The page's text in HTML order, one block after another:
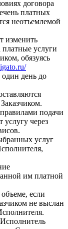
договора
платных
неотъемлемой
изменить
платные услуги
обязуясь
день до
подачи
услугу через
услуг
им платной
если
не выслан